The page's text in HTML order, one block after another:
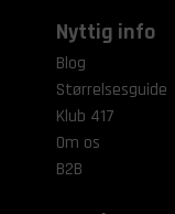
Nyttig info
Blog
Størrelsesguide
Klub 417
Om os
B2B